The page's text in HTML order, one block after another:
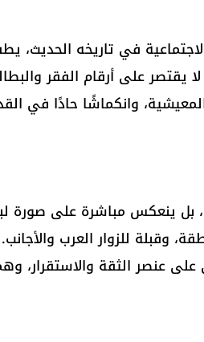
في تاريخه الحديث،
على أرقام الفقر
وانكماشًا حادًا في
بل ينعكس مباشرة على صورة
وقبلة للزوار العرب
عنصر الثقة والاستقرار،